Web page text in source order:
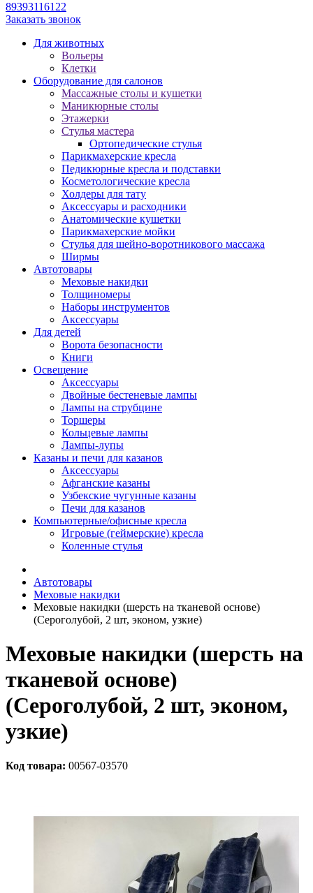
89393116122
Заказать звонок
Для животных
Вольеры
Клетки
Оборудование для салонов
Массажные столы и кушетки
Маникюрные столы
Этажерки
Стулья мастера
Ортопедические стулья
Парикмахерские кресла
Педикюрные кресла и подставки
Косметологические кресла
Холдеры для тату
Аксессуары и расходники
Анатомические кушетки
Парикмахерские мойки
Стулья для шейно-воротникового массажа
Ширмы
Автотовары
Меховые накидки
Толщиномеры
Наборы инструментов
Аксессуары
Для детей
Ворота безопасности
Книги
Освещение
Аксессуары
Двойные бестеневые лампы
Лампы на струбцине
Торшеры
Кольцевые лампы
Лампы-лупы
Казаны и печи для казанов
Аксессуары
Афганские казаны
Узбекские чугунные казаны
Печи для казанов
Компьютерные/офисные кресла
Игровые (геймерские) кресла
Коленные стулья
Автотовары
Меховые накидки
Меховые накидки (шерсть на тканевой основе)
(Сероголубой, 2 шт, эконом, узкие)
Меховые накидки (шерсть на
тканевой основе)
(Сероголубой, 2 шт, эконом,
узкие)
Код товара: 00567-03570